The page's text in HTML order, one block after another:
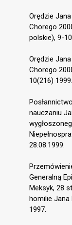
Orędzie
Chorego
polskie), 9-
Orędzie
Chorego
10(216) 1999.
nauczaniu
28.08.1999.
Generalną
Meksyk, 28
homilie Jana
1997.